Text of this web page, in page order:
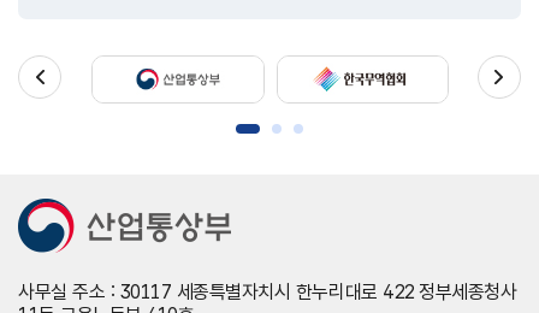
사무실 주소 : 30117 세종특별자치시 한누리대로 422 정부세종청사